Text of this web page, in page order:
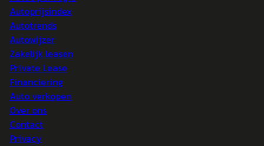
Autoprijsindex
Autotrends
Autowijzer
Zakelijk leasen
Private Lease
Financiering
Auto verkopen
Over ons
Contact
Privacy